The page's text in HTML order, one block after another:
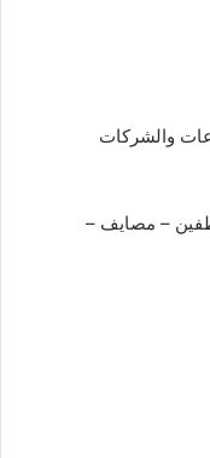
والشركات
– مصايف –